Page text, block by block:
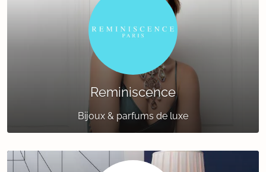
Reminiscence
Bijoux & parfums de luxe